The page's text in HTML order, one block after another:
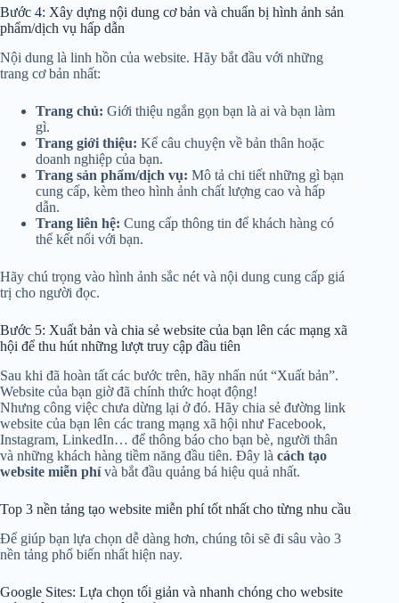
Bước 4: Xây dựng nội dung cơ bản và chuẩn bị hình ảnh sản
phẩm/dịch vụ hấp dẫn
Nội dung là linh hồn của website. Hãy bắt đầu với những
trang cơ bản nhất:
Trang chủ: Giới thiệu ngắn gọn bạn là ai và bạn làm
gì.
Trang giới thiệu: Kể câu chuyện về bản thân hoặc
doanh nghiệp của bạn.
Trang sản phẩm/dịch vụ: Mô tả chi tiết những gì bạn
cung cấp, kèm theo hình ảnh chất lượng cao và hấp
dẫn.
Trang liên hệ: Cung cấp thông tin để khách hàng có
thể kết nối với bạn.
Hãy chú trọng vào hình ảnh sắc nét và nội dung cung cấp giá
trị cho người đọc.
Bước 5: Xuất bản và chia sẻ website của bạn lên các mạng xã
hội để thu hút những lượt truy cập đầu tiên
Sau khi đã hoàn tất các bước trên, hãy nhấn nút “Xuất bản”.
Website của bạn giờ đã chính thức hoạt động!
Nhưng công việc chưa dừng lại ở đó. Hãy chia sẻ đường link
website của bạn lên các trang mạng xã hội như Facebook,
Instagram, LinkedIn… để thông báo cho bạn bè, người thân
và những khách hàng tiềm năng đầu tiên. Đây là cách tạo
website miễn phívà bắt đầu quảng bá hiệu quả nhất.
Top 3 nền tảng tạo website miễn phí tốt nhất cho từng nhu cầu
Để giúp bạn lựa chọn dễ dàng hơn, chúng tôi sẽ đi sâu vào 3
nền tảng phổ biến nhất hiện nay.
Google Sites: Lựa chọn tối giản và nhanh chóng cho website